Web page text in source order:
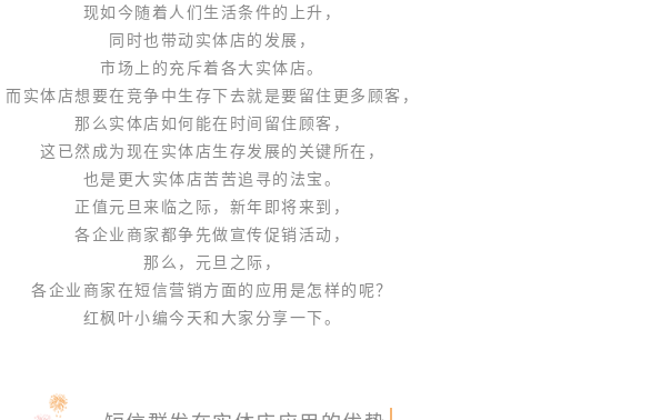
现如今随着人们生活条件的上升，
同时也带动实体店的发展，
市场上的充斥着各大实体店。
而实体店想要在竞争中生存下去就是要留住更多顾客，
那么实体店如何能在时间留住顾客，
这已然成为现在实体店生存发展的关键所在，
也是更大实体店苦苦追寻的法宝。
正值元旦来临之际，新年即将来到，
各企业商家都争先做宣传促销活动，
那么，元旦之际，
各企业商家在短信营销方面的应用是怎样的呢？
红枫叶小编今天和大家分享一下。